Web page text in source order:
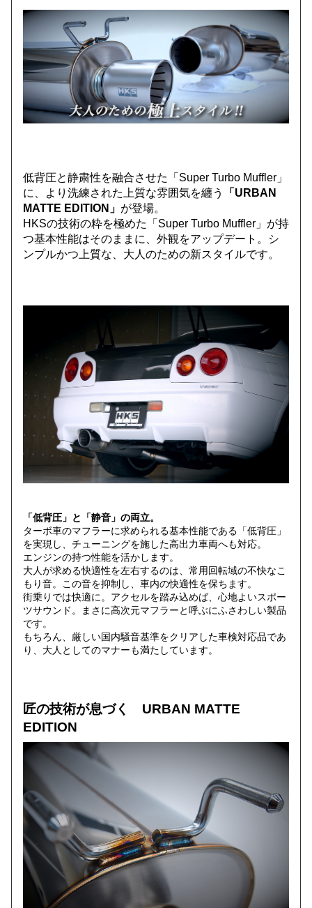
低背圧と静粛性を融合させた「Super Turbo Muffler」
に、より洗練された上質な雰囲気を纏う
「URBAN
MATTE EDITION」 が登場。
HKSの技術の粋を極めた「Super Turbo Muffler」が持
つ基本性能はそのままに、外観をアップデート。シ
ンプルかつ上質な、大人のための新スタイルです。
「低背圧」と「静音」の両立。
ターボ車のマフラーに求められる基本性能である「低背圧」
を実現し、チューニングを施した高出力車両へも対応。
エンジンの持つ性能を活かします。
大人が求める快適性を左右するのは、常用回転域の不快なこ
もり音。この音を抑制し、車内の快適性を保ちます。
街乗りでは快適に。アクセルを踏み込めば、心地よいスポー
ツサウンド。まさに高次元マフラーと呼ぶにふさわしい製品
です。
もちろん、厳しい国内騒音基準をクリアした車検対応品であ
り、大人としてのマナーも満たしています。
匠の技術が息づく URBAN MATTE
EDITION